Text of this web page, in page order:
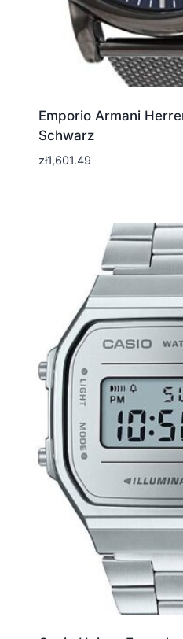
Emporio Armani
Schwarz
zł1,601.49